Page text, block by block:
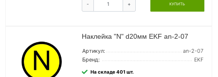
- + КУПИТЬ
Наклейка "N" d20мм EKF an-2-07
Артикул:
an-2-07
Бренд:
EKF
На складе 401 шт.